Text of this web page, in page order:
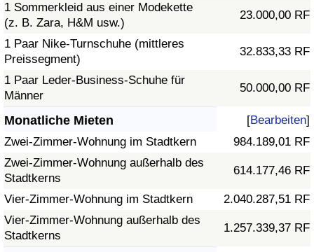
1 Sommerkleid aus einer Modekette
(z. B. Zara, H&M usw.)
23.000,00 RF
1 Paar Nike-Turnschuhe (mittleres
Preissegment)
32.833,33 RF
1 Paar Leder-Business-Schuhe für
Männer
50.000,00 RF
Monatliche Mieten [Bearbeiten]
Zwei-Zimmer-Wohnung im Stadtkern
984.189,01 RF
Zwei-Zimmer-Wohnung außerhalb des
Stadtkerns
614.177,46 RF
Vier-Zimmer-Wohnung im Stadtkern
2.040.287,51 RF
Vier-Zimmer-Wohnung außerhalb des
Stadtkerns
1.257.339,37 RF